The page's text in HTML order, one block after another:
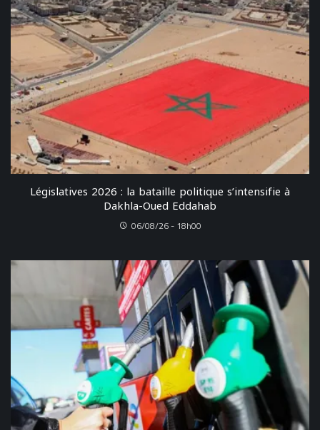
Législatives 2026 : la bataille politique s’intensifie à
Dakhla-Oued Eddahab
06/08/26 - 18h00